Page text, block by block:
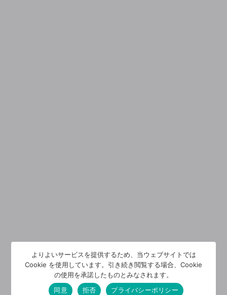
よりよいサービスを提供するため、当ウェブサイトでは
Cookie を使用しています。引き続き閲覧する場合、Cookie
の使用を承諾したものとみなされます。
同意
拒否 プライバシーポリシー